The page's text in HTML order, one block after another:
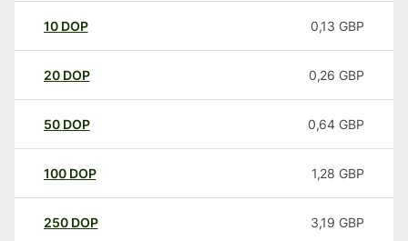
10 DOP 0,13 GBP
20 DOP 0,26 GBP
50 DOP 0,64 GBP
100 DOP 1,28 GBP
250 DOP 3,19 GBP